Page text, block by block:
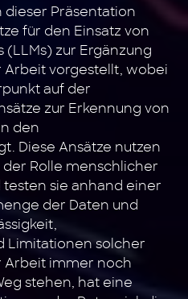
dieser Präsentation
für den Einsatz von
(LLMs) zur Ergänzung
vorgestellt, wobei
auf der
zur Erkennung von
den
Diese Ansätze nutzen
der Rolle menschlicher
testen sie anhand einer
der Daten und
Limitationen solcher
Arbeit immer noch
stehen, hat eine